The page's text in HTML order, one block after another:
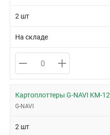
2 шт
На складе
Картоплоттеры G-NAVI KM-12
G-NAVI
2 шт